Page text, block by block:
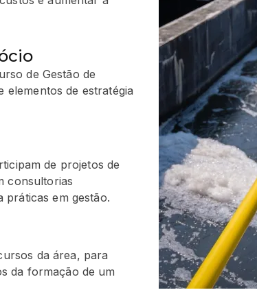
de Gestão de
de estratégia
de projetos de
consultorias
práticas em gestão.
da área, para
da formação de um